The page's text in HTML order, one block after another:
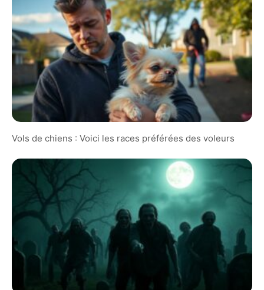
Vols de chiens : Voici les races préférées des voleurs